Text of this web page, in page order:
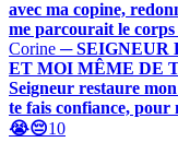
avec ma copine,
me parcourait le
Corine ─ SEIGNEUR
ET MOI MÊME DE
Seigneur restaure
te fais confiance, pour
😭😔10